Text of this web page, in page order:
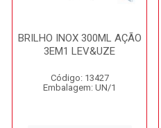
BRILHO INOX 300ML AÇÃO
3EM1 LEV&UZE
Código: 13427
Embalagem: UN/1